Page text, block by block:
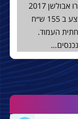
אתכם בהנחה של 50 ש״ח לפיפ״א 17 ופרו אבולשן 2017
לכל הקונסולות. לגרסאות המחשב יש מבצע ב 155 ש״ח
פרטים בתחתית העמוד.